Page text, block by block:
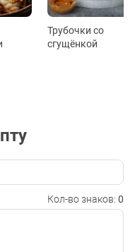
Трубочки со
сгущёнкой
Кол-во знаков: 0